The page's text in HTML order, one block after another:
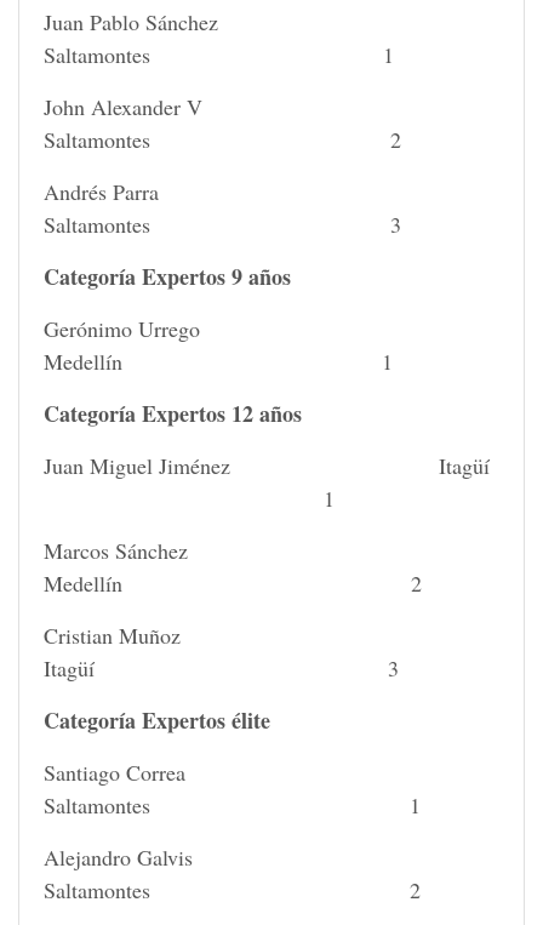
Juan Pablo Sánchez
Saltamontes 1
John Alexander V
Saltamontes 2
Andrés Parra
Saltamontes 3
Categoría Expertos 9 años
Gerónimo Urrego
Medellín 1
Categoría Expertos 12 años
Juan Miguel Jiménez Itagüí
1
Marcos Sánchez
Medellín 2
Cristian Muñoz
Itagüí 3
Categoría Expertos élite
Santiago Correa
Saltamontes 1
Alejandro Galvis
Saltamontes 2